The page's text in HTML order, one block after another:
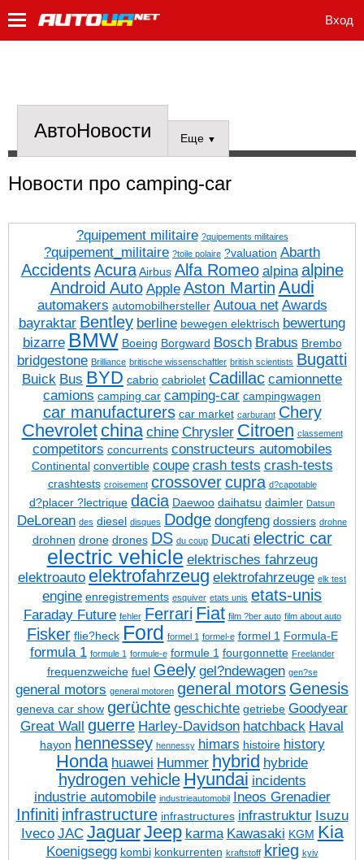
Вход
АвтоНовости Еще ▼
Новости про camping-car
?quipement militaire ?quipements militaires
?quipement_militaire ?toile polaire ?valuation Abarth
Accidents Acura Airbus Alfa Romeo alpina alpine
Android Auto Apple Aston Martin Audi
automakers automobilhersteller Autoua net Awards
bayraktar Bentley berline bewegen elektrisch bewertung
bizarre BMW Boeing Borgward Bosch Brabus Brembo
bridgestone Brilliance britische wissenschaftler british scientists Bugatti
Buick Bus BYD cabrio cabriolet Cadillac camionnette
camions camping car camping-car campingwagen
car manufacturers car market carburant Chery
Chevrolet china chine Chrysler Citroen classement
competitors concurrents constructeurs automobiles
Continental convertible coupe crash tests crash-tests
crashtests croisement crossover cupra d?capotable
d?placer ?lectrique dacia Daewoo daihatsu daimler Datsun
DeLorean des diesel disques Dodge dongfeng dossiers drohne
drohnen drone drones DS du coup Ducati electric car
electric vehicle elektrisches fahrzeug
elektroauto elektrofahrzeug elektrofahrzeuge elk test
engine enregistrements esquiver etats unis etats-unis
Faraday Future fehler Ferrari Fiat film ?ber auto film about auto
Fisker flie?heck Ford formel 1 formel-e formel 1 Formula-E
formula 1 formule 1 formule-e formule 1 fourgonnette Freelander
frequenzweiche fuel Geely gel?ndewagen gen?se
general motors general motoren general motors Genesis
geneva car show gerüchte geschichte getriebe Goodyear
Great Wall guerre Harley-Davidson hatchback Haval
hayon hennessey hennessy himars histoire history
Honda huawei Hummer hybrid hybride
hydrogen vehicle Hyundai incidents
industrie automobile industrieautomobil Ineos Grenadier
Infiniti infrastructure infrastructures infrastruktur Isuzu
Iveco JAC JaguarJeep karma Kawasaki KGM Kia
Koenigsegg kombi konkurrenten kraftstoff krieg kyiv